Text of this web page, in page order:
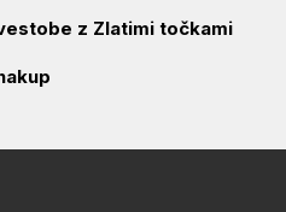
z Zlatimi točkami